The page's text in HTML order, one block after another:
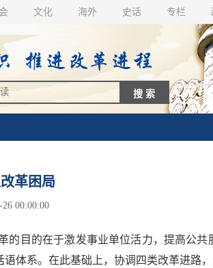
文化 海外 史话 专栏
革困局
00:00:00
的在于激发事业单位活力，提高公共
体系。在此基础上，协调四类改革进路